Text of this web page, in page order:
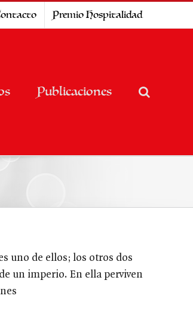
Premio Hospitalidad
Publicaciones
uno de ellos; los otros dos
un imperio. En ella perviven